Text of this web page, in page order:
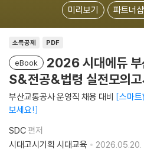
미리보기 파트너샵
소득공제 PDF
eBook
2026 시대에듀 부
S&전공&법령 실전모의
부산교통공사 운영직 채용 대비 스마
보세요!
SDC편저
시대고시기획 시대교육
2026.05.20.